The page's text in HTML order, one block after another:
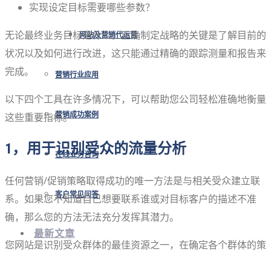
网站及营销代运营
营销行业应用
营销成功案例
在线业务咨询
客户常见问答
最新文章
实现设定目标需要哪些参数？
无论最终业务目标是什么，正确制定战略的关键是了解目前的
状况以及如何进行改进，这只能通过精确的跟踪测量和报告来
完成。
以下四个工具在许多情况下，可以帮助您公司轻松准确地衡量
这些重要指标。
1，用于识别受众的流量分析
任何营销/促销策略取得成功的唯一方法是与相关受众建立联
系。如果您不知道自己想要联系谁或对目标客户的描述不准
确，那么您的方法无法充分发挥其潜力。
您网站是识别受众群体的最佳资源之一，在确定各个群体的策